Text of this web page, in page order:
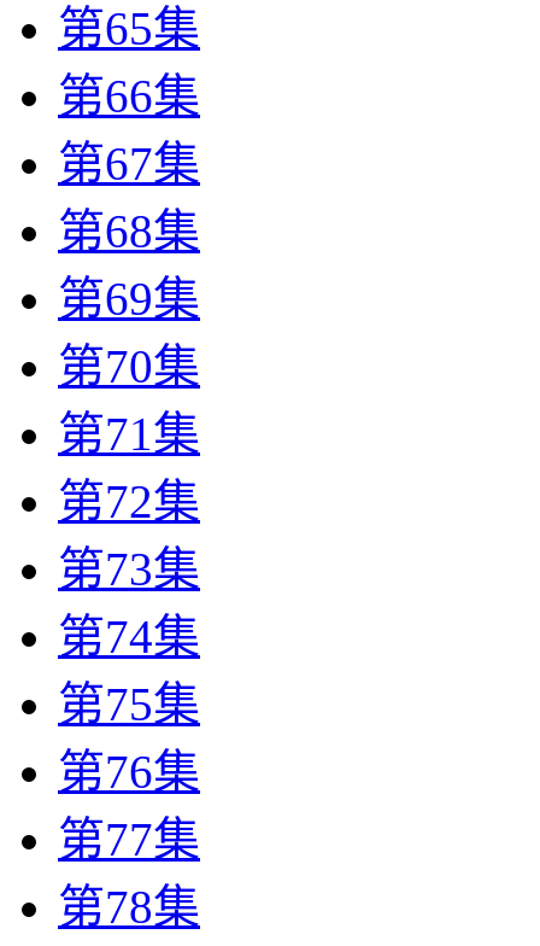
第65集
第66集
第67集
第68集
第69集
第70集
第71集
第72集
第73集
第74集
第75集
第76集
第77集
第78集